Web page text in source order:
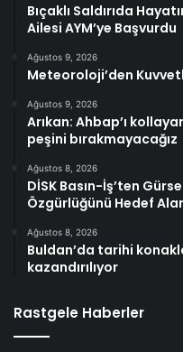
Bıçaklı Saldırıda
Ailesi AYM’ye Başvurdu
Ağustos 9, 2026
Meteoroloji’den
Ağustos 9, 2026
Arıkan: Ahbap’ı
peşini bırakmayacağız
Ağustos 8, 2026
DİSK Basın-İş’ten
Özgürlüğünü Hedef Alan
Ağustos 8, 2026
Buldan’da tarihi
kazandırılıyor
Rastgele Haberler